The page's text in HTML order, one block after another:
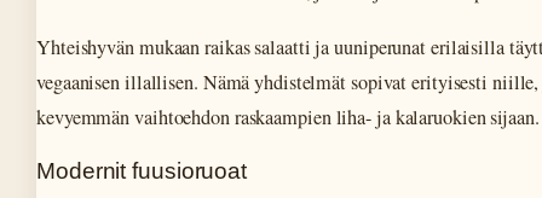
Yhteishyvän mukaan raikas salaatti ja uuniperunat erilaisilla
vegaanisen illallisen. Nämä yhdistelmät sopivat erityisesti
kevyemmän vaihtoehdon raskaampien liha- ja kalaruokien sijaan.
Modernit fuusioruoat